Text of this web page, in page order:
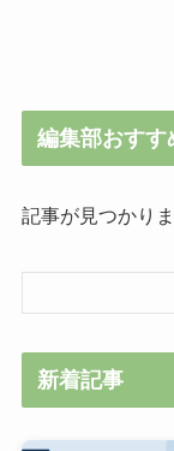
編集部おすす
記事が見つかり
新着記事